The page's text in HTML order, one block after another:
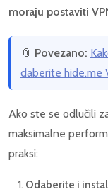
moraju postaviti
📎 Povezano:
daberite hide.me
Ako ste se odlučili
maksimalne
praksi:
Odaberite i